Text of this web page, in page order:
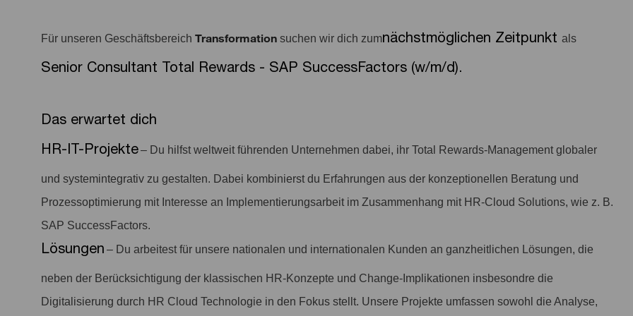
Für unseren Geschäftsbereich Transformation suchen wir dich zumnächstmöglichen Zeitpunkt als
Senior Consultant Total Rewards - SAP SuccessFactors (w/m/d).
Das erwartet dich
HR-IT-Projekte– Du hilfst weltweit führenden Unternehmen dabei, ihr Total Rewards-Management globaler
und systemintegrativ zu gestalten. Dabei kombinierst du Erfahrungen aus der konzeptionellen Beratung und
Prozessoptimierung mit Interesse an Implementierungsarbeit im Zusammenhang mit HR-Cloud Solutions, wie z. B.
SAP SuccessFactors.
Lösungen – Du arbeitest für unsere nationalen und internationalen Kunden an ganzheitlichen Lösungen, die
neben der Berücksichtigung der klassischen HR-Konzepte und Change-Implikationen insbesondre die
Digitalisierung durch HR Cloud Technologie in den Fokus stellt. Unsere Projekte umfassen sowohl die Analyse,